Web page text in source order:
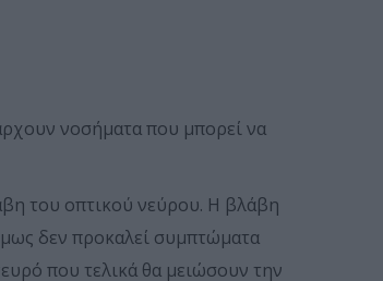
νοσήματα που μπορεί να
του οπτικού νεύρου. Η βλάβη
δεν προκαλεί συμπτώματα
που τελικά θα μειώσουν την